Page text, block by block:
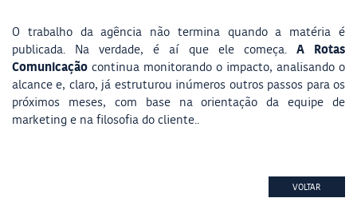
O trabalho da agência não termina quando a matéria é
publicada. Na verdade, é aí que ele começa. A Rotas
Comunicação continua monitorando o impacto, analisando o
alcance e, claro, já estruturou inúmeros outros passos para os
próximos meses, com base na orientação da equipe de
marketing e na filosofia do cliente..
VOLTAR